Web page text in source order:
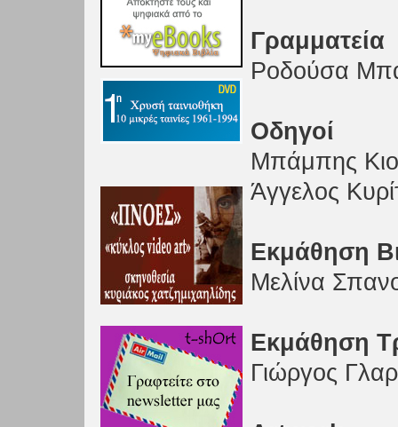
Γραμματεία
Ροδούσα
Οδηγοί
Μπάμπης
Άγγελος
Εκμάθηση
Μελίνα
Εκμάθηση
Γιώργος